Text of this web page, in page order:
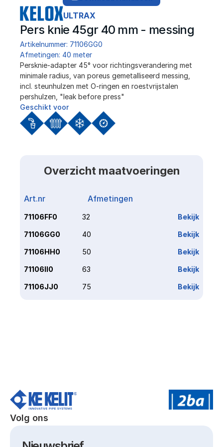
ULTRAX
Pers knie 45gr 40 mm - messing
Artikelnummer: 71106GG0
Afmetingen: 40 meter
Persknie-adapter 45° voor richtingsverandering met
minimale radius, van poreus gemetalliseerd messing,
incl. steunhulzen met O-ringen en roestvrijstalen
pershulzen, "leak before press"
Geschikt voor
Overzicht maatvoeringen
Art.nr Afmetingen
71106FF0 32 Bekijk
71106GG0 40 Bekijk
71106HH0 50 Bekijk
71106II0 63 Bekijk
71106JJ0 75 Bekijk
Volg ons